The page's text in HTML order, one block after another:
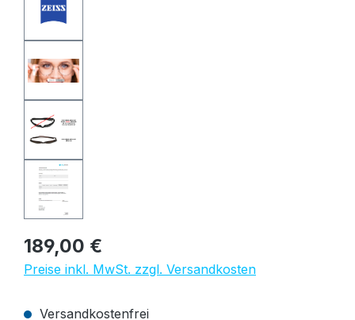
Regulärer Preis:
189,00 €
Preise inkl. MwSt. zzgl. Versandkosten
Versandkostenfrei